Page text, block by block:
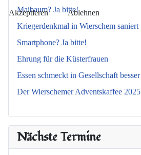
Maibaum? Ja bitte!
Kriegerdenkmal in Wierschem saniert
Smartphone? Ja bitte!
Ehrung für die Küsterfrauen
Essen schmeckt in Gesellschaft besser
Der Wierschemer Adventskaffee 2025
Nächste Termine
Akzeptieren Ablehnen